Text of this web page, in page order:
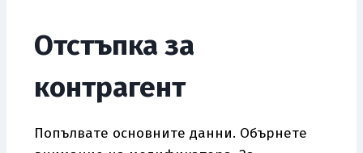
Отстъпка за
контрагент
Попълвате основните данни. Обърнете